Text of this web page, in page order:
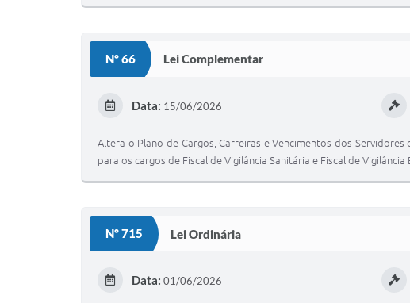
Nº 66 Lei Complementar
Data: 15/06/2026
Altera o Plano de Cargos, Carreiras e Vencimentos dos
para os cargos de Fiscal de Vigilância Sanitária e Fiscal de
Nº 715 Lei Ordinária
Data: 01/06/2026